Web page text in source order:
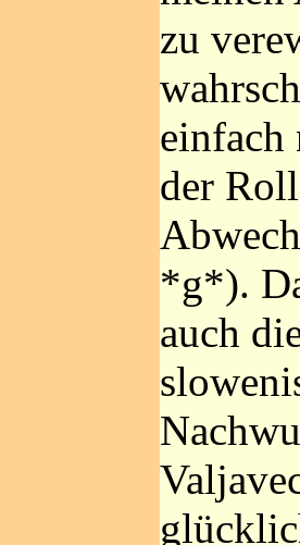
zu
einfach
der
*g*).
auch